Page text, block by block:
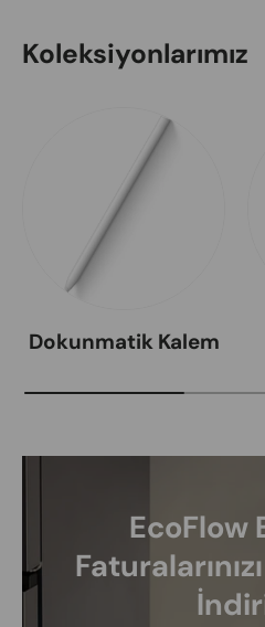
Koleksiyonlarımız
Dokunmatik Kalem
EcoFlow